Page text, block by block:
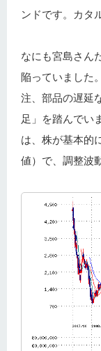
ンドです。カタ
なにも宮島さん
陥っていました
注、部品の遅延
足」を踏んでい
は、株が基本的
値）で、調整波